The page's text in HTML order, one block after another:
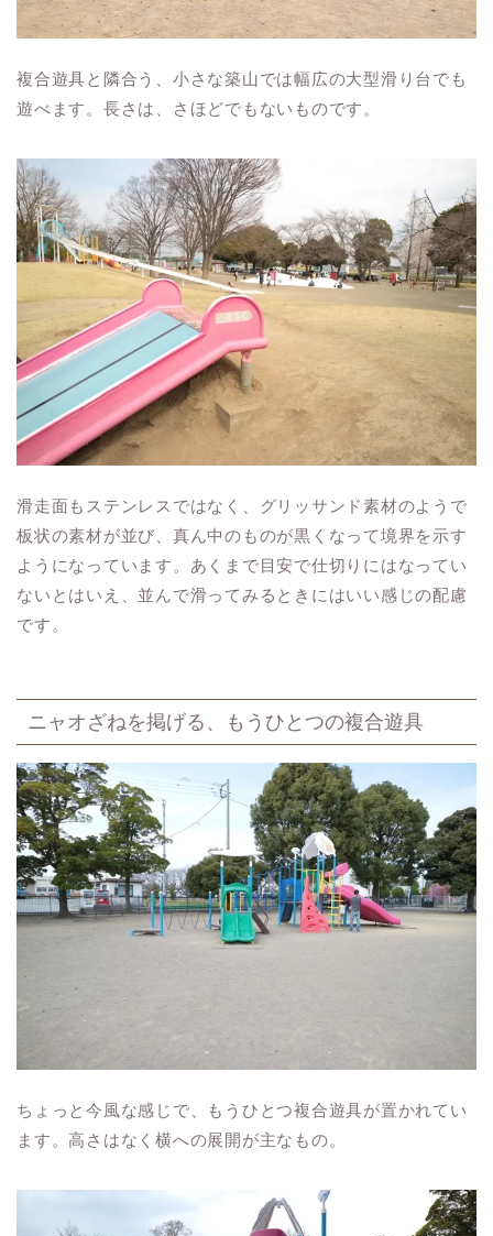
複合遊具と隣合う、小さな築山では幅広の大型滑り台でも
遊べます。長さは、さほどでもないものです。
滑走面もステンレスではなく、グリッサンド素材のようで
板状の素材が並び、真ん中のものが黒くなって境界を示す
ようになっています。あくまで目安で仕切りにはなってい
ないとはいえ、並んで滑ってみるときにはいい感じの配慮
です。
ニャオざねを掲げる、もうひとつの複合遊具
ちょっと今風な感じで、もうひとつ複合遊具が置かれてい
ます。高さはなく横への展開が主なもの。